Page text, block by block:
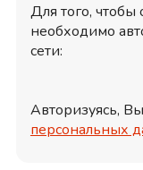
Для того, чтобы
необходимо
сети:
Авторизуясь,
персональных